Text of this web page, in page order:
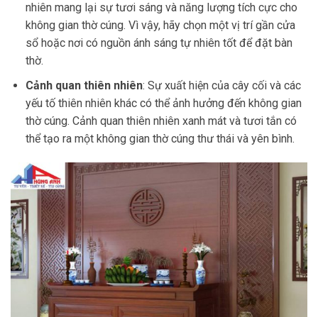
nhiên mang lại sự tươi sáng và năng lượng tích cực cho
không gian thờ cúng. Vì vậy, hãy chọn một vị trí gần cửa
sổ hoặc nơi có nguồn ánh sáng tự nhiên tốt để đặt bàn
thờ.
Cảnh quan thiên nhiên: Sự xuất hiện của cây cối và các
yếu tố thiên nhiên khác có thể ảnh hưởng đến không gian
thờ cúng. Cảnh quan thiên nhiên xanh mát và tươi tắn có
thể tạo ra một không gian thờ cúng thư thái và yên bình.